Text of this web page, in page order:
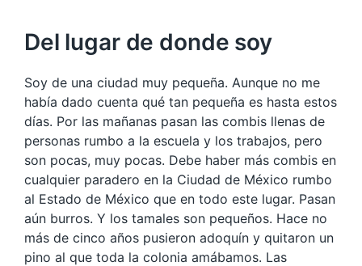
Del lugar de donde soy
Soy de una ciudad muy pequeña. Aunque no me
había dado cuenta qué tan pequeña es hasta estos
días. Por las mañanas pasan las combis llenas de
personas rumbo a la escuela y los trabajos, pero
son pocas, muy pocas. Debe haber más combis en
cualquier paradero en la Ciudad de México rumbo
al Estado de México que en todo este lugar. Pasan
aún burros. Y los tamales son pequeños. Hace no
más de cinco años pusieron adoquín y quitaron un
pino al que toda la colonia amábamos. Las